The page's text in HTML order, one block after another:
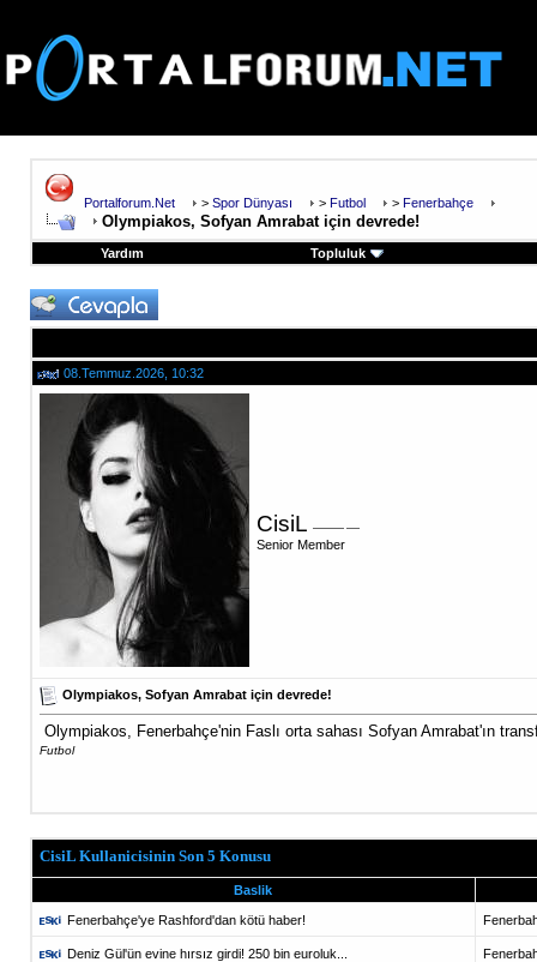
Portalforum.Net > Spor Dünyası > Futbol > Fenerbahçe
Olympiakos, Sofyan Amrabat için devrede!
Yardım Topluluk
08.Temmuz.2026, 10:32
CisiL
Senior Member
Olympiakos, Sofyan Amrabat için devrede!
Olympiakos, Fenerbahçe'nin Faslı orta sahası Sofyan Amrabat'ın
Futbol
CisiL Kullanicisinin Son 5 Konusu
Baslik
Fenerbahçe'ye Rashford'dan kötü haber!
Deniz Gül'ün evine hırsız girdi! 250 bin euroluk...